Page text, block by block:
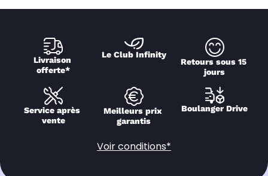
Livraison
offerte*
Le Club Infinity
Retours sous 15
jours
Service après
vente
Meilleurs prix
garantis
Boulanger Drive
Voir conditions*